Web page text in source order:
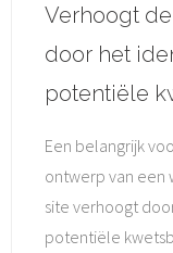
Verhoogt
door het
potentiële
Een belangrijk
ontwerp van een
site verhoogt
potentiële